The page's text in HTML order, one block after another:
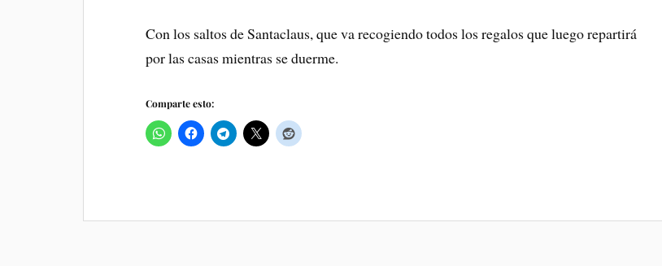
Con los saltos de Santaclaus, que va recogiendo todos los regalos que luego repartirá
por las casas mientras se duerme.
Comparte esto: